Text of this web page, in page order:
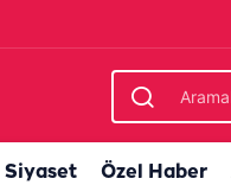
Siyaset Özel Haber
"Nefes almak